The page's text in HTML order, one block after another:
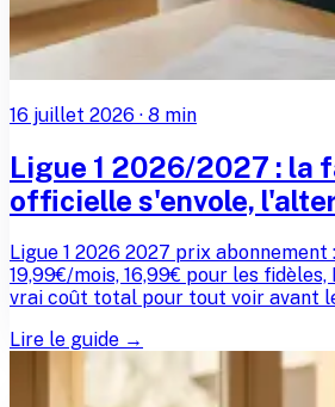
16 juillet 2026 · 8 min
Ligue 1 2026/2027 : la
officielle s'envole,
Ligue 1 2026 2027 prix abonnement
19,99€/mois, 16,99€ pour les fidèles,
vrai coût total pour tout voir avant
Lire le guide →